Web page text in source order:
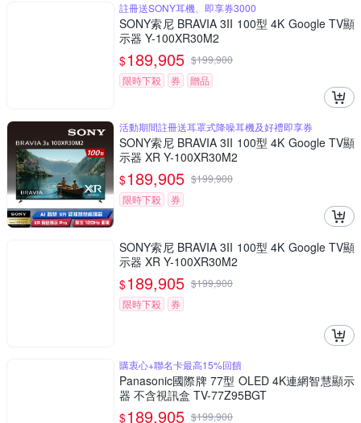
註冊送SONY耳機、即享券3000
SONY索尼 BRAVIA 3II 100型 4K Google TV顯
示器 Y-100XR30M2
$189,905 $199,900
限時下殺
券 贈品
活動期間註冊送耳罩式降噪耳機及好禮即享券
SONY索尼 BRAVIA 3II 100型 4K Google TV顯
示器 XR Y-100XR30M2
$189,905 $199,900
限時下殺
券
SONY索尼 BRAVIA 3II 100型 4K Google TV顯
示器 XR Y-100XR30M2
$189,905 $199,900
限時下殺
券
購衷心+聯名卡最高15%回饋
Panasonic國際牌 77型 OLED 4K連網智慧顯示
器 不含視訊盒 TV-77Z95BGT
$189,905 $199,900